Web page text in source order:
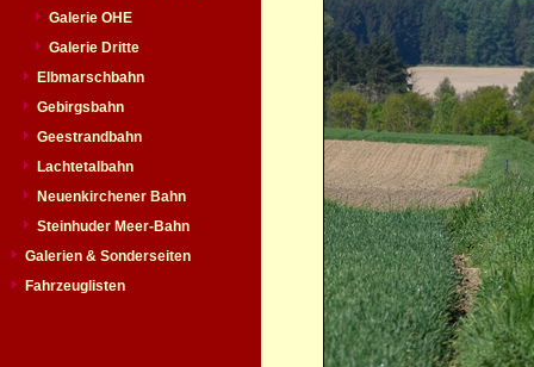
Galerie OHE
Galerie Dritte
Elbmarschbahn
Gebirgsbahn
Geestrandbahn
Lachtetalbahn
Neuenkirchener Bahn
Steinhuder Meer-Bahn
Galerien & Sonderseiten
Fahrzeuglisten